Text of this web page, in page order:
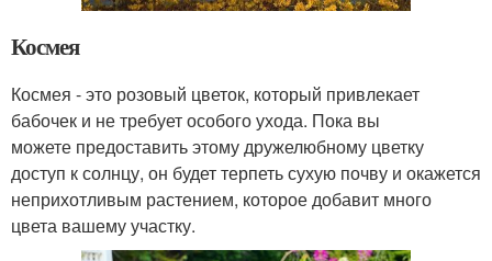
Космея
Космея - это розовый цветок, который привлекает
бабочек и не требует особого ухода. Пока вы
можете предоставить этому дружелюбному цветку
доступ к солнцу, он будет терпеть сухую почву и окажется
неприхотливым растением, которое добавит много
цвета вашему участку.